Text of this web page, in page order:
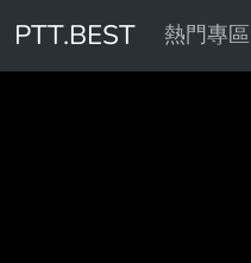
PTT.BEST 熱門專區